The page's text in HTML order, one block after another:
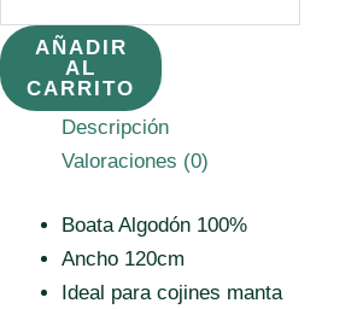
100%
250
gr
cantidad
AÑADIR
AL
CARRITO
Descripción
Valoraciones (0)
Boata Algodón 100%
Ancho 120cm
Ideal para cojines manta